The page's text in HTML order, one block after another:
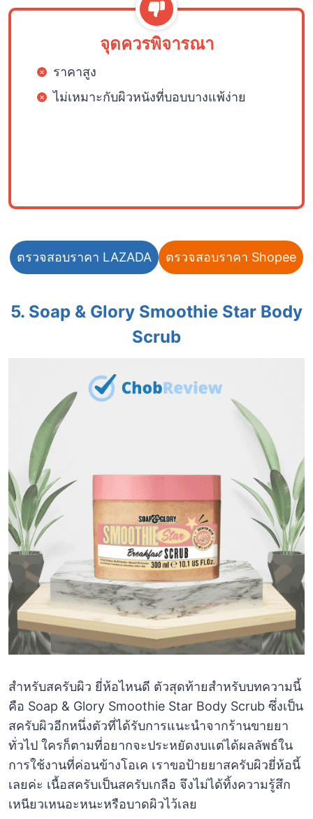
จุดควรพิจารณา
ราคาสูง
ไม่เหมาะกับผิวหนังที่บอบบางแพ้ง่าย
ตรวจสอบราคา LAZADA ตรวจสอบราคา Shopee
5. Soap & Glory Smoothie Star Body
Scrub
สำหรับสครับผิว ยี่ห้อไหนดี ตัวสุดท้ายสำหรับบทความนี้
คือ Soap & Glory Smoothie Star Body Scrub ซึ่งเป็น
สครับผิวอีกหนึ่งตัวที่ได้รับการแนะนำจากร้านขายยา
ทั่วไป ใครก็ตามที่อยากจะประหยัดงบแต่ได้ผลลัพธ์ใน
การใช้งานที่ค่อนข้างโอเค เราขอป้ายยาสครับผิวยี่ห้อนี้
เลยค่ะ เนื้อสครับเป็นสครับเกลือ จึงไม่ได้ทิ้งความรู้สึก
เหนียวเหนอะหนะหรือบาดผิวไว้เลย